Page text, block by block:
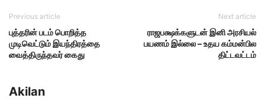
Previous article
புத்தரின் படம் பொறித்த
முடிவெட்டும் இயந்திரத்தை
வைத்திருந்தவர் கைது
Next article
ராஜபக்ஷக்களுடன் இனி அரசியல்
பயணம் இல்லை – உதய கம்மன்பில
திட்டவட்டம்
Akilan